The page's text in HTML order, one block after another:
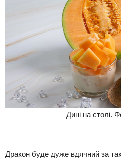
Дині на столі.
Дракон буде дуже вдячний за